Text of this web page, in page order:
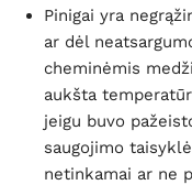
Pinigai yra
ar dėl
cheminėmis
aukšta
jeigu buvo
saugojimo
netinkamai ar ne